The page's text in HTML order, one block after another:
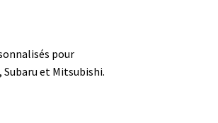
pour
et Mitsubishi.